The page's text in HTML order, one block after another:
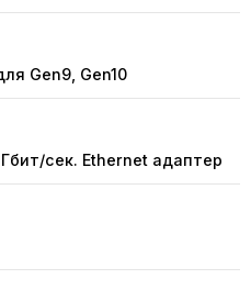
Gen9, Gen10
сек. Ethernet адаптер